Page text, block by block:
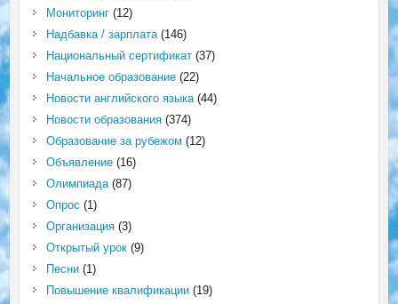
Мониторинг(12)
Надбавка / зарплата(146)
Национальный сертификат(37)
Начальное образование(22)
Новости английского языка(44)
Новости образования(374)
Образование за рубежом (12)
Объявление(16)
Олимпиада(87)
Опрос (1)
Организация(3)
Открытый урок(9)
Песни(1)
Повышение квалификации(19)